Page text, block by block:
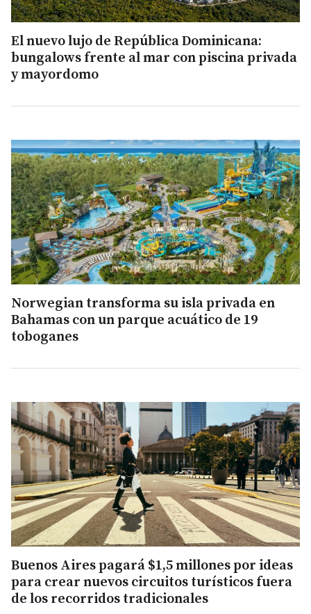
El nuevo lujo de República Dominicana:
bungalows frente al mar con piscina privada
y mayordomo
Norwegian transforma su isla privada en
Bahamas con un parque acuático de 19
toboganes
Buenos Aires pagará $1,5 millones por ideas
para crear nuevos circuitos turísticos fuera
de los recorridos tradicionales